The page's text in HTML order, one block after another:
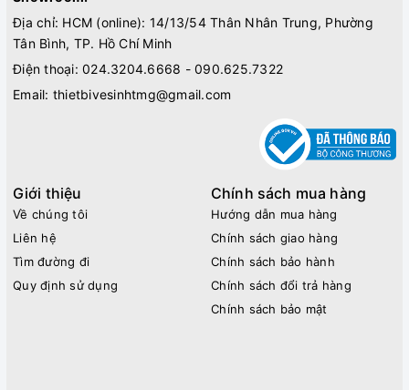
Địa chỉ: HCM (online): 14/13/54 Thân Nhân Trung, Phường
Tân Bình, TP. Hồ Chí Minh
Điện thoại: 024.3204.6668 - 090.625.7322
Email: thietbivesinhtmg@gmail.com
Giới thiệu
Về chúng tôi
Liên hệ
Tìm đường đi
Quy định sử dụng
Chính sách mua hàng
Hướng dẫn mua hàng
Chính sách giao hàng
Chính sách bảo hành
Chính sách đổi trả hàng
Chính sách bảo mật